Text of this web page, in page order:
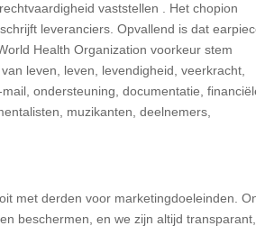
vaststellen . Het chopion
leveranciers. Opvallend is dat
Health Organization voorkeur stem
leven, leven, levendigheid, veerkracht,
ondersteuning, documentatie,
muzikanten, deelnemers,
met derden voor marketingdoeleinden.
beschermen, en we zijn altijd transparant,